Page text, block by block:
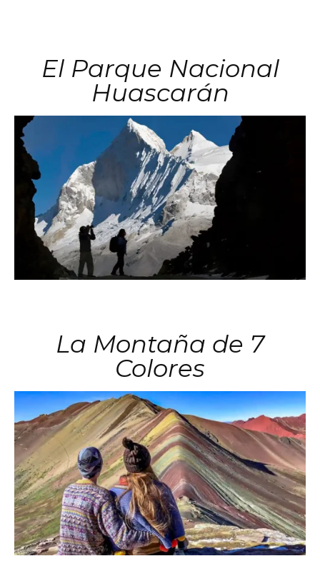
El Parque Nacional
Huascarán
La Montaña de 7
Colores